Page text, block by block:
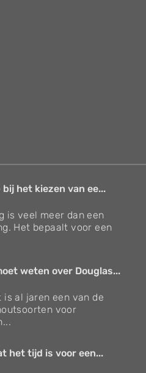
bij het kiezen van ee...
is veel meer dan een
Het bepaalt voor een
weten over Douglas...
is al jaren een van de
voor
het tijd is voor een...